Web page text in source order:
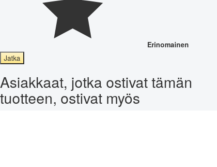
Erinomainen
Jatka
Asiakkaat, jotka ostivat tämän
tuotteen, ostivat myös